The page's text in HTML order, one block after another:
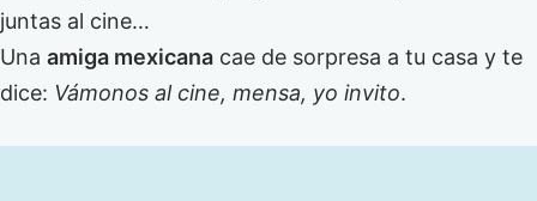
juntas al cine…
Una amiga mexicana cae de sorpresa a tu casa y te
dice: Vámonos al cine, mensa, yo invito.